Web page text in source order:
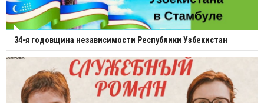
34-я годовщина независимости Республики Узбекистан